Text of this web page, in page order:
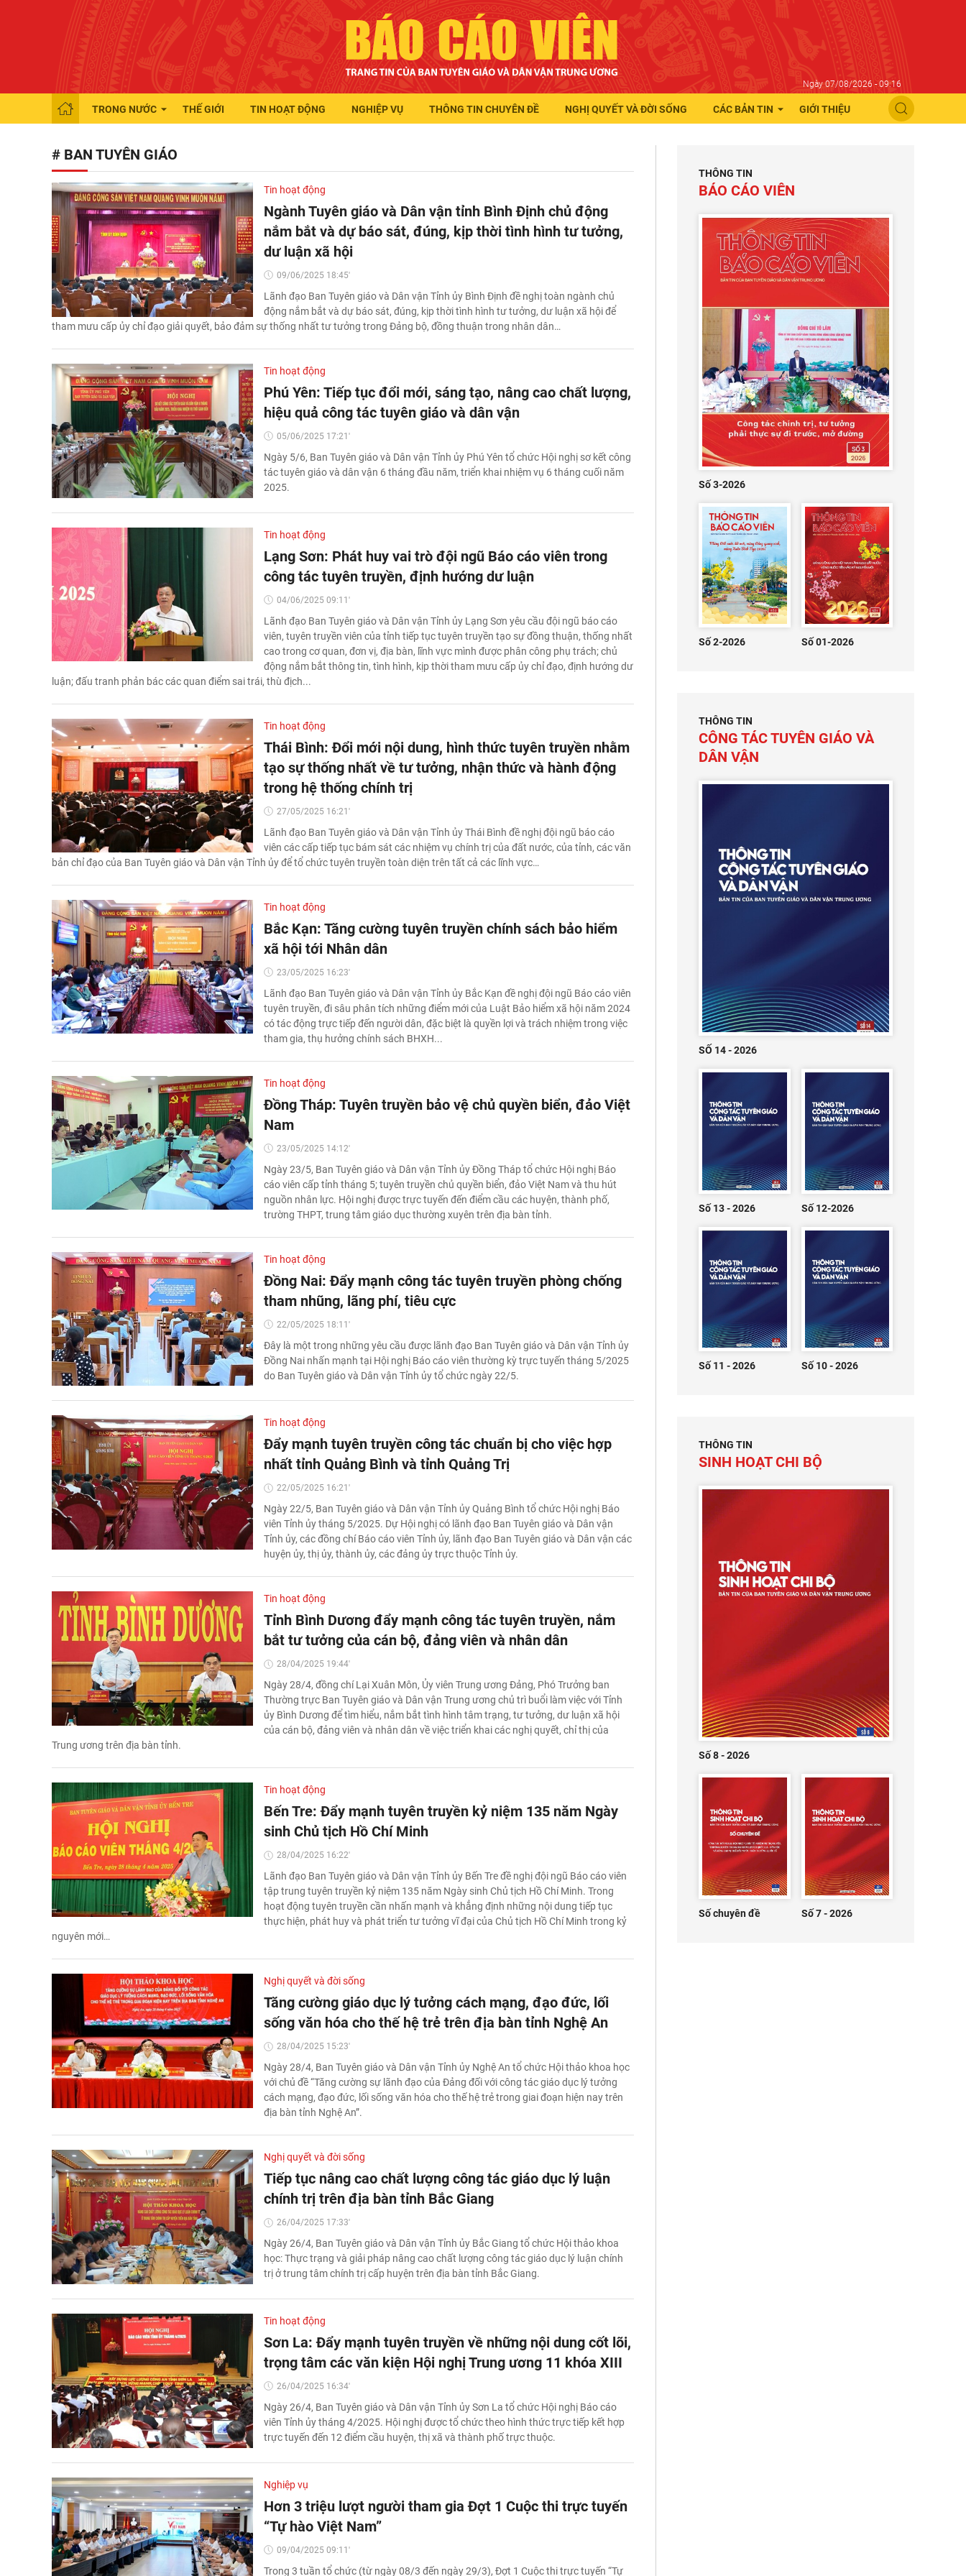
Ngày 07/08/2026 - 09:16
TRONG NƯỚC THẾ GIỚI TIN HOẠT ĐỘNG NGHIỆP VỤ THÔNG TIN CHUYÊN ĐỀ NGHỊ QUYẾT VÀ ĐỜI SỐNG CÁC BẢN TIN GIỚI THIỆU
# BAN TUYÊN GIÁO
Tin hoạt động
Ngành Tuyên giáo và Dân vận tỉnh Bình Định chủ động
nắm bắt và dự báo sát, đúng, kịp thời tình hình tư tưởng,
dư luận xã hội
09/06/2025 18:45'
Lãnh đạo Ban Tuyên giáo và Dân vận Tỉnh ủy Bình Định đề nghị toàn ngành chủ
động nắm bắt và dự báo sát, đúng, kịp thời tình hình tư tưởng, dư luận xã hội để
tham mưu cấp ủy chỉ đạo giải quyết, bảo đảm sự thống nhất tư tưởng trong Đảng bộ, đồng thuận trong nhân dân…
Tin hoạt động
Phú Yên: Tiếp tục đổi mới, sáng tạo, nâng cao chất lượng,
hiệu quả công tác tuyên giáo và dân vận
05/06/2025 17:21'
Ngày 5/6, Ban Tuyên giáo và Dân vận Tỉnh ủy Phú Yên tổ chức Hội nghị sơ kết công
tác tuyên giáo và dân vận 6 tháng đầu năm, triển khai nhiệm vụ 6 tháng cuối năm
2025.
Tin hoạt động
Lạng Sơn: Phát huy vai trò đội ngũ Báo cáo viên trong
công tác tuyên truyền, định hướng dư luận
04/06/2025 09:11'
Lãnh đạo Ban Tuyên giáo và Dân vận Tỉnh ủy Lạng Sơn yêu cầu đội ngũ báo cáo
viên, tuyên truyền viên của tỉnh tiếp tục tuyên truyền tạo sự đồng thuận, thống nhất
cao trong cơ quan, đơn vị, địa bàn, lĩnh vực mình được phân công phụ trách; chủ
động nắm bắt thông tin, tình hình, kịp thời tham mưu cấp ủy chỉ đạo, định hướng dư
luận; đấu tranh phản bác các quan điểm sai trái, thù địch...
Tin hoạt động
Thái Bình: Đổi mới nội dung, hình thức tuyên truyền nhằm
tạo sự thống nhất về tư tưởng, nhận thức và hành động
trong hệ thống chính trị
27/05/2025 16:21'
Lãnh đạo Ban Tuyên giáo và Dân vận Tỉnh ủy Thái Bình đề nghị đội ngũ báo cáo
viên các cấp tiếp tục bám sát các nhiệm vụ chính trị của đất nước, của tỉnh, các văn
bản chỉ đạo của Ban Tuyên giáo và Dân vận Tỉnh ủy để tổ chức tuyên truyền toàn diện trên tất cả các lĩnh vực…
Tin hoạt động
Bắc Kạn: Tăng cường tuyên truyền chính sách bảo hiểm
xã hội tới Nhân dân
23/05/2025 16:23'
Lãnh đạo Ban Tuyên giáo và Dân vận Tỉnh ủy Bắc Kạn đề nghị đội ngũ Báo cáo viên
tuyên truyền, đi sâu phân tích những điểm mới của Luật Bảo hiểm xã hội năm 2024
có tác động trực tiếp đến người dân, đặc biệt là quyền lợi và trách nhiệm trong việc
tham gia, thụ hưởng chính sách BHXH...
Tin hoạt động
Đồng Tháp: Tuyên truyền bảo vệ chủ quyền biển, đảo Việt
Nam
23/05/2025 14:12'
Ngày 23/5, Ban Tuyên giáo và Dân vận Tỉnh ủy Đồng Tháp tổ chức Hội nghị Báo
cáo viên cấp tỉnh tháng 5; tuyên truyền chủ quyền biển, đảo Việt Nam và thu hút
nguồn nhân lực. Hội nghị được trực tuyến đến điểm cầu các huyện, thành phố,
trường THPT, trung tâm giáo dục thường xuyên trên địa bàn tỉnh.
Tin hoạt động
Đồng Nai: Đẩy mạnh công tác tuyên truyền phòng chống
tham nhũng, lãng phí, tiêu cực
22/05/2025 18:11'
Đây là một trong những yêu cầu được lãnh đạo Ban Tuyên giáo và Dân vận Tỉnh ủy
Đồng Nai nhấn mạnh tại Hội nghị Báo cáo viên thường kỳ trực tuyến tháng 5/2025
do Ban Tuyên giáo và Dân vận Tỉnh ủy tổ chức ngày 22/5.
Tin hoạt động
Đẩy mạnh tuyên truyền công tác chuẩn bị cho việc hợp
nhất tỉnh Quảng Bình và tỉnh Quảng Trị
22/05/2025 16:21'
Ngày 22/5, Ban Tuyên giáo và Dân vận Tỉnh ủy Quảng Bình tổ chức Hội nghị Báo
viên Tỉnh ủy tháng 5/2025. Dự Hội nghị có lãnh đạo Ban Tuyên giáo và Dân vận
Tỉnh ủy, các đồng chí Báo cáo viên Tỉnh ủy, lãnh đạo Ban Tuyên giáo và Dân vận các
huyện ủy, thị ủy, thành ủy, các đảng ủy trực thuộc Tỉnh ủy.
Tin hoạt động
Tỉnh Bình Dương đẩy mạnh công tác tuyên truyền, nắm
bắt tư tưởng của cán bộ, đảng viên và nhân dân
28/04/2025 19:44'
Ngày 28/4, đồng chí Lại Xuân Môn, Ủy viên Trung ương Đảng, Phó Trưởng ban
Thường trực Ban Tuyên giáo và Dân vận Trung ương chủ trì buổi làm việc với Tỉnh
ủy Bình Dương để tìm hiểu, nắm bắt tình hình tâm trạng, tư tưởng, dư luận xã hội
của cán bộ, đảng viên và nhân dân về việc triển khai các nghị quyết, chỉ thị của
Trung ương trên địa bàn tỉnh.
Tin hoạt động
Bến Tre: Đẩy mạnh tuyên truyền kỷ niệm 135 năm Ngày
sinh Chủ tịch Hồ Chí Minh
28/04/2025 16:22'
Lãnh đạo Ban Tuyên giáo và Dân vận Tỉnh ủy Bến Tre đề nghị đội ngũ Báo cáo viên
tập trung tuyên truyền kỷ niệm 135 năm Ngày sinh Chủ tịch Hồ Chí Minh. Trong
hoạt động tuyên truyền cần nhấn mạnh và khẳng định những nội dung tiếp tục
thực hiện, phát huy và phát triển tư tưởng vĩ đại của Chủ tịch Hồ Chí Minh trong kỷ
nguyên mới…
Nghị quyết và đời sống
Tăng cường giáo dục lý tưởng cách mạng, đạo đức, lối
sống văn hóa cho thế hệ trẻ trên địa bàn tỉnh Nghệ An
28/04/2025 15:23'
Ngày 28/4, Ban Tuyên giáo và Dân vận Tỉnh ủy Nghệ An tổ chức Hội thảo khoa học
với chủ đề “Tăng cường sự lãnh đạo của Đảng đối với công tác giáo dục lý tưởng
cách mạng, đạo đức, lối sống văn hóa cho thế hệ trẻ trong giai đoạn hiện nay trên
địa bàn tỉnh Nghệ An”.
Nghị quyết và đời sống
Tiếp tục nâng cao chất lượng công tác giáo dục lý luận
chính trị trên địa bàn tỉnh Bắc Giang
26/04/2025 17:33'
Ngày 26/4, Ban Tuyên giáo và Dân vận Tỉnh ủy Bắc Giang tổ chức Hội thảo khoa
học: Thực trạng và giải pháp nâng cao chất lượng công tác giáo dục lý luận chính
trị ở trung tâm chính trị cấp huyện trên địa bàn tỉnh Bắc Giang.
Tin hoạt động
Sơn La: Đẩy mạnh tuyên truyền về những nội dung cốt lõi,
trọng tâm các văn kiện Hội nghị Trung ương 11 khóa XIII
26/04/2025 16:34'
Ngày 26/4, Ban Tuyên giáo và Dân vận Tỉnh ủy Sơn La tổ chức Hội nghị Báo cáo
viên Tỉnh ủy tháng 4/2025. Hội nghị được tổ chức theo hình thức trực tiếp kết hợp
trực tuyến đến 12 điểm cầu huyện, thị xã và thành phố trực thuộc.
Nghiệp vụ
Hơn 3 triệu lượt người tham gia Đợt 1 Cuộc thi trực tuyến
“Tự hào Việt Nam”
09/04/2025 09:11'
Trong 3 tuần tổ chức (từ ngày 08/3 đến ngày 29/3), Đợt 1 Cuộc thi trực tuyến “Tự
THÔNG TIN
BÁO CÁO VIÊN
Số 3-2026
Số 2-2026 Số 01-2026
THÔNG TIN
CÔNG TÁC TUYÊN GIÁO VÀ
DÂN VẬN
SỐ 14 - 2026
Số 13 - 2026 Số 12-2026
Số 11 - 2026 Số 10 - 2026
THÔNG TIN
SINH HOẠT CHI BỘ
Số 8 - 2026
Số chuyên đề Số 7 - 2026